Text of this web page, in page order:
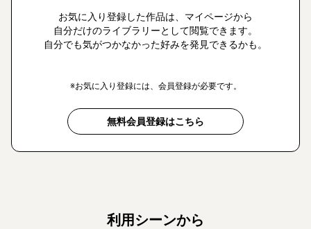
お気に入り登録した作品は、マイページから
自分だけのライブラリーとして閲覧できます。
自分でも気がつかなかった好みを発見できるかも。
※お気に入り登録には、会員登録が必要です。
無料会員登録はこちら
利用シーンから